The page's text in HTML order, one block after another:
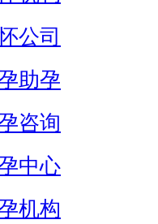
公司
助孕
咨询
中心
机构